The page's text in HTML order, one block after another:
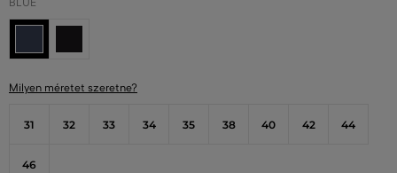
BLUE
Milyen méretet szeretne?
31 32 33 34 35 38 40 42 44
46